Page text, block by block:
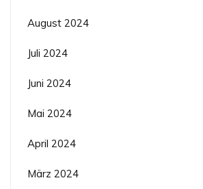
August 2024
Juli 2024
Juni 2024
Mai 2024
April 2024
März 2024